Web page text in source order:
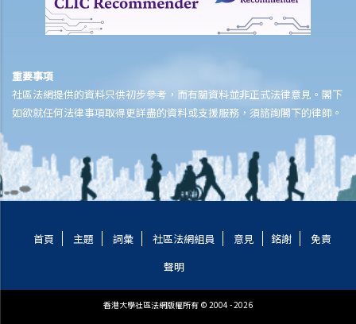
單索取全數保額，或只可索取實際開支或損失？
意外或個人傷亡保險
否向保險公司索償？
「永久傷殘」和「暫時性傷殘」的一般定義是甚麼？保險公司支付了一
部分賠償？
在人身傷亡訴訟中，我已從犯錯一方獲得賠償。這些賠償會否抵銷保險
公司的賠款？
如果我的居所和屋內家具均已損毁，保險公司會否全數賠償我的損失？
保險公司會否在支付賠償之前先作出專業評估？
果有訪客或住客在大廈內遇上意外受傷，我是否可以置身事外？
重要事項
社區法網提供的資料只供初步參考，而有關資料並非正式法律意見。閣下
如欲就任何法律事項取得更詳盡的資料或支援服務，須諮詢閣下的律師。
首頁 主題 詞彙 社區法網組員 意見 銘謝
免責
聲明
香港大學社區法網版權所有 © 2004 - 2026